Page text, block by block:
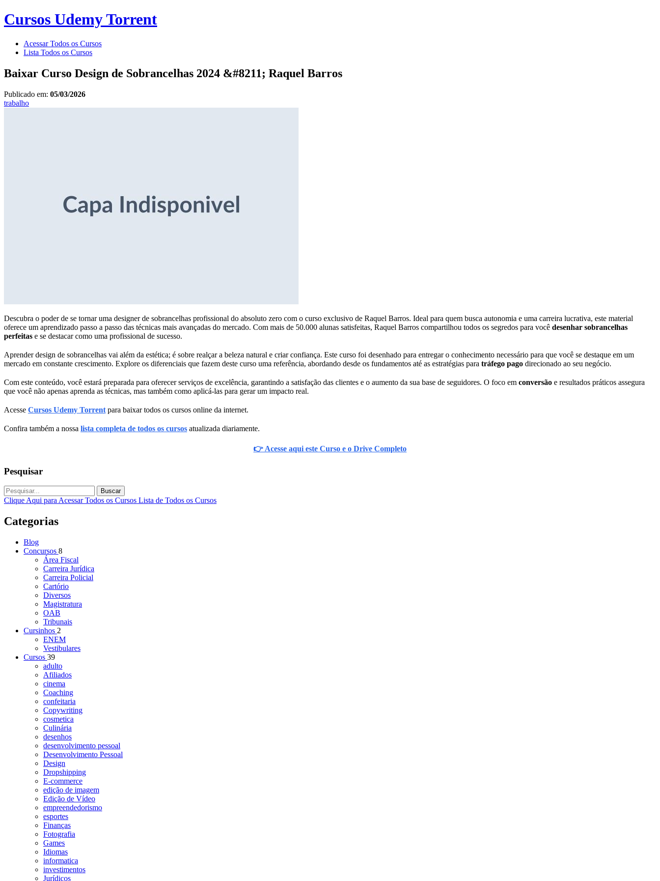
Cursos Udemy Torrent
Acessar Todos os Cursos
Lista Todos os Cursos
Baixar Curso Design de Sobrancelhas 2024 &#8211; Raquel Barros
Publicado em: 05/03/2026
trabalho
Descubra o poder de se tornar uma designer de sobrancelhas profissional do absoluto zero com o curso exclusivo de Raquel Barros. Ideal para quem busca autonomia e uma carreira lucrativa, este material
oferece um aprendizado passo a passo das técnicas mais avançadas do mercado. Com mais de 50.000 alunas satisfeitas, Raquel Barros compartilhou todos os segredos para você desenhar sobrancelhas
perfeitas e se destacar como uma profissional de sucesso.
Aprender design de sobrancelhas vai além da estética; é sobre realçar a beleza natural e criar confiança. Este curso foi desenhado para entregar o conhecimento necessário para que você se destaque em um
mercado em constante crescimento. Explore os diferenciais que fazem deste curso uma referência, abordando desde os fundamentos até as estratégias para tráfego pago direcionado ao seu negócio.
Com este conteúdo, você estará preparada para oferecer serviços de excelência, garantindo a satisfação das clientes e o aumento da sua base de seguidores. O foco em conversão e resultados práticos assegura
que você não apenas aprenda as técnicas, mas também como aplicá-las para gerar um impacto real.
Acesse Cursos Udemy Torrent para baixar todos os cursos online da internet.
Confira também a nossa lista completa de todos os cursos atualizada diariamente.
👉 Acesse aqui este Curso e o Drive Completo
Pesquisar
Buscar
Clique Aqui para Acessar Todos os Cursos Lista de Todos os Cursos
Categorias
Blog
Concursos 8
Área Fiscal
Carreira Jurídica
Carreira Policial
Cartório
Diversos
Magistratura
OAB
Tribunais
Cursinhos 2
ENEM
Vestibulares
Cursos 39
adulto
Afiliados
cinema
Coaching
confeitaria
Copywriting
cosmetica
Culinária
desenhos
desenvolvimento pessoal
Desenvolvimento Pessoal
Design
Dropshipping
E-commerce
edição de imagem
Edição de Vídeo
empreendedorismo
esportes
Finanças
Fotografia
Games
Idiomas
informatica
investimentos
Jurídicos